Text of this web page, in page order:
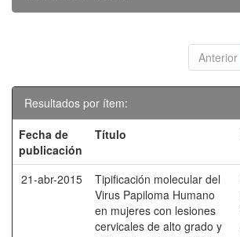
Anterior
Resultados por ítem:
Fecha de
publicación
Título
21-abr-2015
Tipificación molecular del
Virus Papiloma Humano
en mujeres con lesiones
cervicales de alto grado y